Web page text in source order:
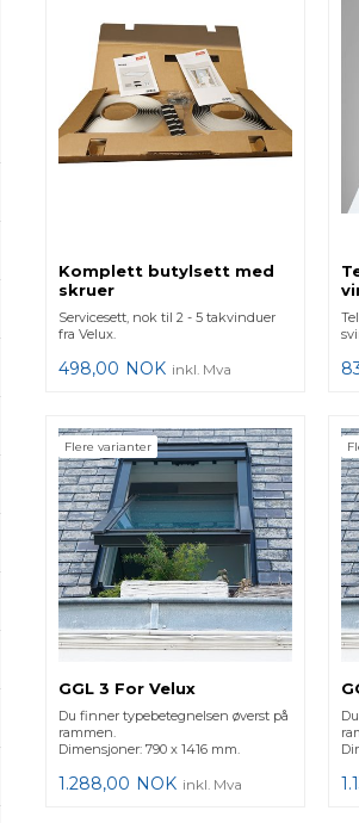
Komplett butylsett med
skruer
Servicesett, nok til 2 - 5 takvinduer
fra Velux.
498,00 NOK inkl. Mva
Flere varianter
GGL 3 For Velux
Du finner typebetegnelsen øverst på
rammen.
Dimensjoner: 790 x 1416 mm.
1.288,00 NOK inkl. Mva